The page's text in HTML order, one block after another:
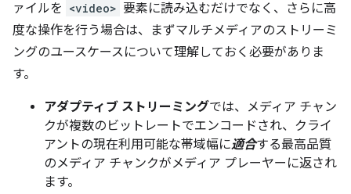
ァイルを <video> 要素に読み込むだけでなく、さらに高
度な操作を行う場合は、まずマルチメディアのストリーミ
ングのユースケースについて理解しておく必要がありま
す。
アダプティブ ストリーミングでは、メディア チャン
クが複数のビットレートでエンコードされ、クライ
アントの現在利用可能な帯域幅に適合する最高品質
のメディア チャンクがメディア プレーヤーに返され
ます。